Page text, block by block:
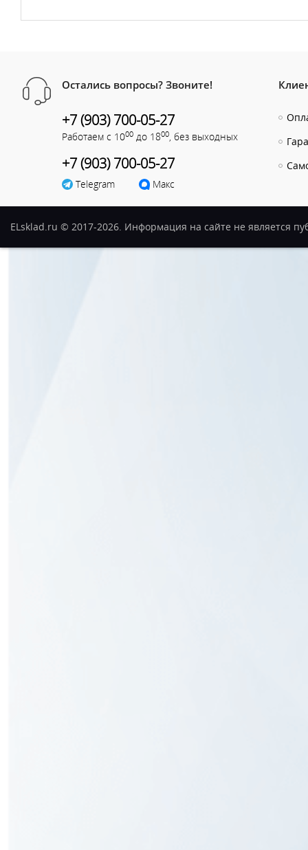
Остались вопросы? Звоните!
+7 (903) 700-05-27
Работаем с 1000 до 1800, без выходных
+7 (903) 700-05-27
Telegram Макс
ELsklad.ru © 2017-2026. Информация на сайте не является